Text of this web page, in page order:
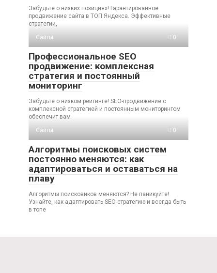
Забудьте о низких позициях! Гарантированное
продвижение сайта в ТОП Яндекса. Эффективные
стратегии,
Сайты
0
Профессиональное SEO
продвижение: комплексная
стратегия и постоянный
мониторинг
Забудьте о низком рейтинге! SEO-продвижение с
комплексной стратегией и постоянным мониторингом
обеспечит вам
Сайты
0
Алгоритмы поисковых систем
постоянно меняются: как
адаптироваться и оставаться на
плаву
Алгоритмы поисковиков меняются? Не паникуйте!
Узнайте, как адаптировать SEO-стратегию и всегда быть
в топе